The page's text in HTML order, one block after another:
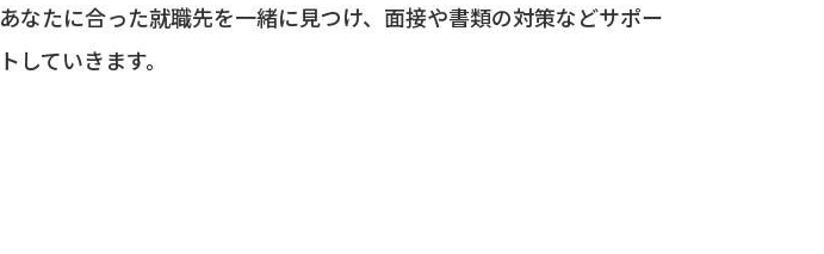
あなたに合った就職先を一緒に見つけ、面接や書類の対策などサポー
トしていきます。